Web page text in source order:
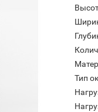
Тип